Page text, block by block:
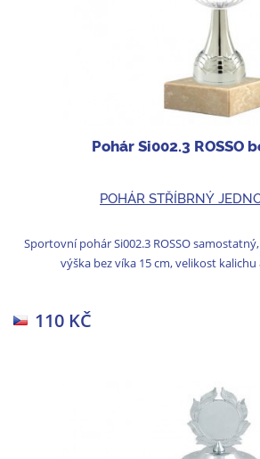
Pohár Si002.3 ROSSO
POHÁR STŘÍBRNÝ
Sportovní pohár Si002.3 ROSSO
výška bez víka 15 cm, velikost kalichu
110 KČ